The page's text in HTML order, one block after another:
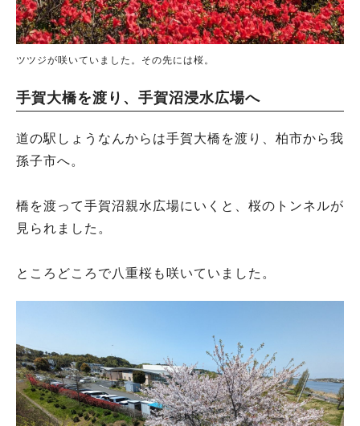
ツツジが咲いていました。その先には桜。
手賀大橋を渡り、手賀沼浸水広場へ
道の駅しょうなんからは手賀大橋を渡り、柏市から我
孫子市へ。
橋を渡って手賀沼親水広場にいくと、桜のトンネルが
見られました。
ところどころで八重桜も咲いていました。